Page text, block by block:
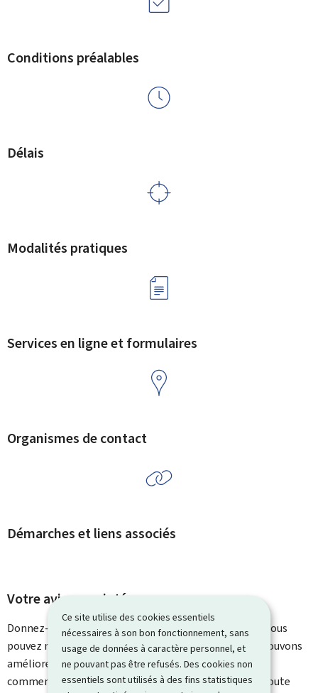
Ce site utilise des cookies essentiels
nécessaires à son bon fonctionnement, sans
usage de données à caractère personnel, et
ne pouvant pas être refusés. Des cookies non
essentiels sont utilisés à des fins statistiques
Conditions préalables
Délais
Modalités pratiques
Services en ligne et formulaires
Organismes de contact
Démarches et liens associés
Votre avis nous intéresse
Donnez-nous votre avis sur le contenu de cette page. Vous
pouvez nous laisser un commentaire sur ce que nous pouvons
améliorer. Vous ne recevrez pas de réponse à votre
commentaire. Utilisez le formulaire de contact pour toute